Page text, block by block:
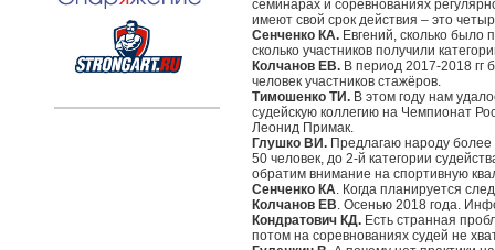
семинарах и соревнованиях
имеют свой срок действия – это
Сенченко КА. Евгений, сколько
сколько участников получили
Колчанов ЕВ. В период 2017-2018 гг
человек участников стажёров.
Тимошенко ТИ. В этом году нам
судейскую коллегию на Чемпионат
Леонид Примак.
Глушко ВИ. Предлагаю народу более
50 человек, до 2-й категории
обратим внимание на спортивную
Сенченко КА. Когда планируется
Колчанов ЕВ. Осенью 2018 года.
Кондратович КД. Есть странная
потом на соревнованиях судей не